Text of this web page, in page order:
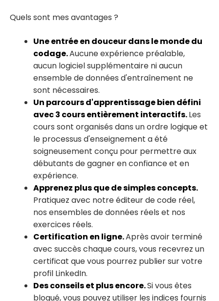
Quels sont mes avantages ?
Une entrée en douceur dans le monde du
codage.Aucune expérience préalable,
aucun logiciel supplémentaire ni aucun
ensemble de données d'entraînement ne
sont nécessaires.
Un parcours d'apprentissage bien défini
avec 3 cours entièrement interactifs.Les
cours sont organisés dans un ordre logique et
le processus d'enseignement a été
soigneusement conçu pour permettre aux
débutants de gagner en confiance et en
expérience.
Apprenez plus que de simples concepts.
Pratiquez avec notre éditeur de code réel,
nos ensembles de données réels et nos
exercices réels.
Certification en ligne.Après avoir terminé
avec succès chaque cours, vous recevrez un
certificat que vous pourrez publier sur votre
profil LinkedIn.
Des conseils et plus encore.Si vous êtes
bloqué, vous pouvez utiliser les indices fournis